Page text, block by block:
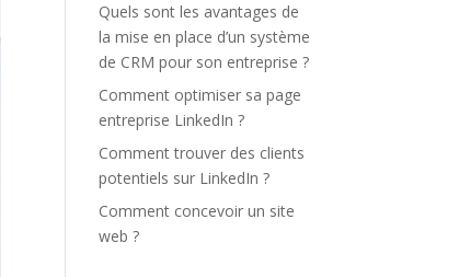
Quels sont les avantages de
la mise en place d’un système
de CRM pour son entreprise ?
Comment optimiser sa page
entreprise LinkedIn ?
Comment trouver des clients
potentiels sur LinkedIn ?
Comment concevoir un site
web ?